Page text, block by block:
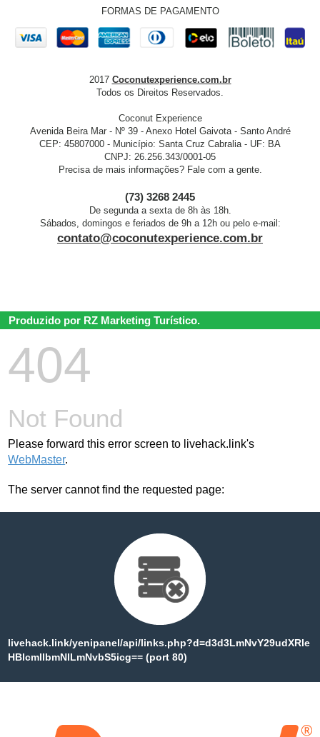
FORMAS DE PAGAMENTO
2017 Coconutexperience.com.br
Todos os Direitos Reservados.
Coconut Experience
Avenida Beira Mar - Nº 39 - Anexo Hotel Gaivota - Santo André
CEP: 45807000 - Município: Santa Cruz Cabralia - UF: BA
CNPJ: 26.256.343/0001-05
Precisa de mais informações? Fale com a gente.
(73) 3268 2445
De segunda a sexta de 8h às 18h.
Sábados, domingos e feriados de 9h a 12h ou pelo e-mail:
contato@coconutexperience.com.br
Produzido por RZ Marketing Turístico.
404
Not Found
Please forward this error screen to livehack.link's
WebMaster.
The server cannot find the requested page:
livehack.link/yenipanel/api/links.php?d=d3d3LmNvY29udXRle
HBlcmllbmNlLmNvbS5icg== (port 80)